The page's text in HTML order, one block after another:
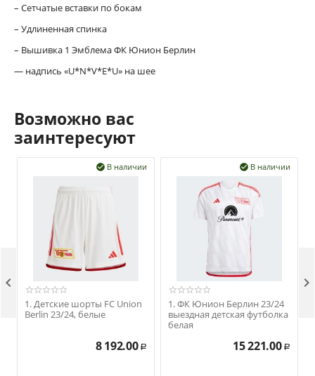
– Сетчатые вставки по бокам
– Удлиненная спинка
– Вышивка 1 Эмблема ФК Юнион Берлин
— надпись «U*N*V*E*U» на шее
Возможно вас
заинтересуют
В наличии

1. Детские шорты FC Union
Berlin 23/24, белые
8 192.00 Р
В наличии

1. ФК Юнион Берлин 23/24
выездная детская футболка
белая
15 221.00 Р
 